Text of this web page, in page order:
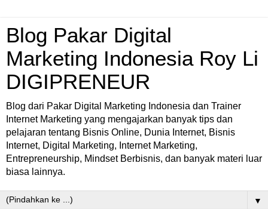
Blog Pakar Digital
Marketing Indonesia Roy Li
DIGIPRENEUR
Blog dari Pakar Digital Marketing Indonesia dan Trainer
Internet Marketing yang mengajarkan banyak tips dan
pelajaran tentang Bisnis Online, Dunia Internet, Bisnis
Internet, Digital Marketing, Internet Marketing,
Entrepreneurship, Mindset Berbisnis, dan banyak materi luar
biasa lainnya.
▼